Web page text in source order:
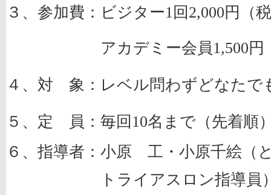
３、参加費：ビジター1回2,000円（
アカデミー会員1,500円
４、対 象：レベル問わずどなたで
５、定 員：毎回10名まで（先着順
６、指導者：小原 工・小原千絵（
トライアスロン指導員